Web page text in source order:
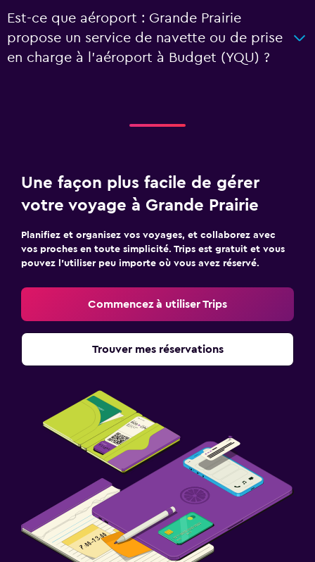
Est-ce que aéroport : Grande Prairie
propose un service de navette ou de prise
en charge à l’aéroport à Budget (YQU) ?
Une façon plus facile de gérer
votre voyage à Grande Prairie
Planifiez et organisez vos voyages, et collaborez avec
vos proches en toute simplicité. Trips est gratuit et vous
pouvez l’utiliser peu importe où vous avez réservé.
Commencez à utiliser Trips
Trouver mes réservations